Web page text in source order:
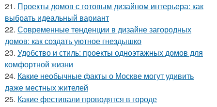
21. Проекты домов с готовым дизайном интерьера: как
выбрать идеальный вариант
22. Современные тенденции в дизайне загородных
домов: как создать уютное гнездышко
23. Удобство и стиль: проекты одноэтажных домов для
комфортной жизни
24. Какие необычные факты о Москве могут удивить
даже местных жителей
25. Какие фестивали проводятся в городе